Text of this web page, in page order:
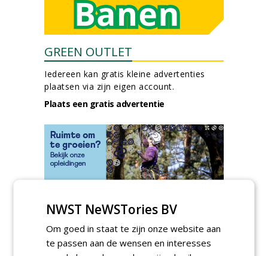
GREEN OUTLET
Iedereen kan gratis kleine advertenties
plaatsen via zijn eigen account.
Plaats een gratis advertentie
AGENDA
Kennismakingssessie ETT op
9 september
NWST NeWSTories BV
Om goed in staat te zijn onze website aan
te passen aan de wensen en interesses